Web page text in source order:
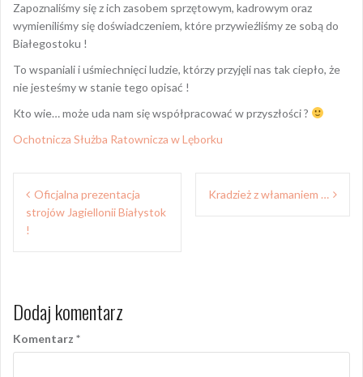
Zapoznaliśmy się z ich zasobem sprzętowym, kadrowym oraz
wymieniliśmy się doświadczeniem, które przywieźliśmy ze sobą do
Białegostoku !
To wspaniali i uśmiechnięci ludzie, którzy przyjęli nas tak ciepło, że
nie jesteśmy w stanie tego opisać !
Kto wie… może uda nam się współpracować w przyszłości ?
Ochotnicza Służba Ratownicza w Lęborku
Nawigacja
wpisu
Oficjalna prezentacja
strojów Jagiellonii Białystok
!
Kradzież z włamaniem …
Dodaj komentarz
Komentarz *